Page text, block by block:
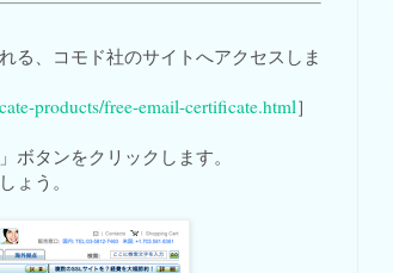
る、コモド社のサイトへアクセスしま
products/free-email-certificate.html］
ボタンをクリックします。
ょう。